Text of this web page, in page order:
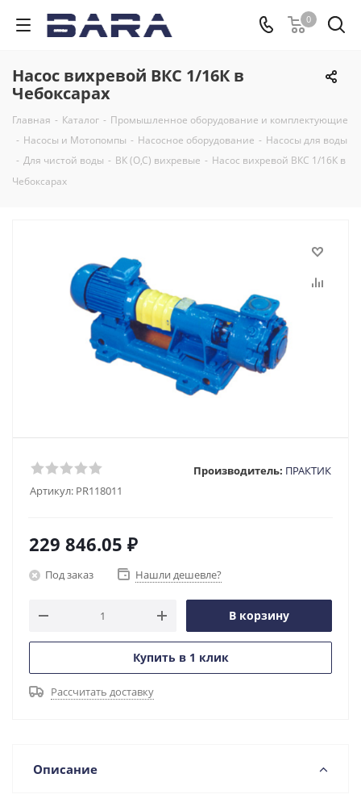
0
Насос вихревой ВКС 1/16К в
Чебоксарах
Главная - Каталог - Промышленное оборудование и комплектующие
- Насосы и Мотопомпы - Насосное оборудование - Насосы для воды
- Для чистой воды - ВК (О,С) вихревые - Насос вихревой ВКС 1/16К в
Чебоксарах
Артикул: PR118011
Производитель: ПРАКТИК
229 846.05 ₽
Под заказ Нашли дешевле?
В корзину
Купить в 1 клик
Рассчитать доставку
Описание